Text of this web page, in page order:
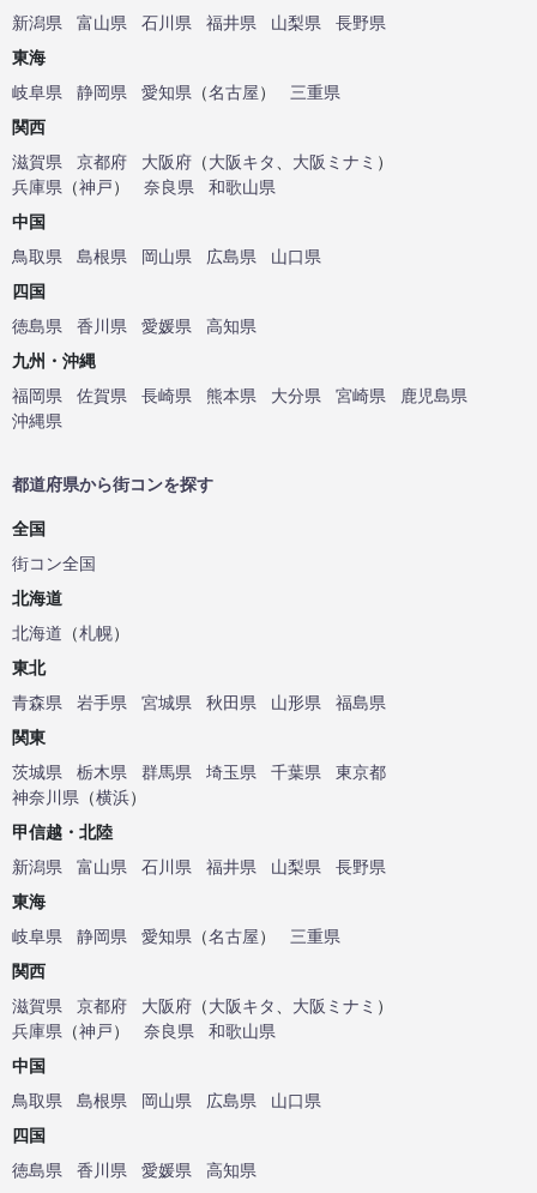
新潟県
富山県 石川県 福井県 山梨県
長野県
東海
岐阜県
静岡県 愛知県 （名古屋）
三重県
関西
滋賀県
京都府 大阪府 （大阪キタ 大阪ミナミ ）
兵庫県 （神戸） 奈良県
和歌山県
中国
鳥取県
島根県 岡山県 広島県
山口県
四国
徳島県
香川県 愛媛県
高知県
九州・沖縄
福岡県
佐賀県 長崎県 熊本県 大分県 宮崎県
鹿児島県
沖縄県
都道府県から街コンを探す
全国
街コン全国
北海道
北海道 （札幌）
東北
青森県
岩手県 宮城県 秋田県 山形県
福島県
関東
茨城県
栃木県 群馬県 埼玉県 千葉県
東京都
神奈川県 （横浜）
甲信越・北陸
新潟県
富山県 石川県 福井県 山梨県
長野県
東海
岐阜県
静岡県 愛知県 （名古屋）
三重県
関西
滋賀県
京都府 大阪府 （大阪キタ 大阪ミナミ ）
兵庫県 （神戸） 奈良県
和歌山県
中国
鳥取県
島根県 岡山県 広島県
山口県
四国
徳島県
香川県 愛媛県
高知県